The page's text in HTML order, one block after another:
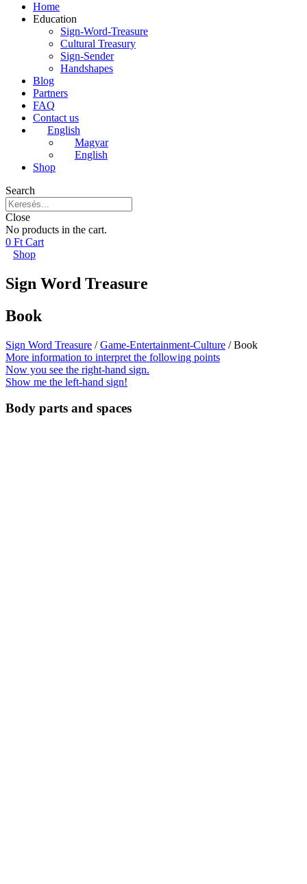
Home
Education
Sign-Word-Treasure
Cultural Treasury
Sign-Sender
Handshapes
Blog
Partners
FAQ
Contact us
English
Magyar
English
Shop
Search
Close
No products in the cart.
0 Ft Cart
Shop
Sign Word Treasure
Book
Sign Word Treasure /Game-Entertainment-Culture / Book
More information to interpret the following points
Now you see the right-hand sign.
Show me the left-hand sign!
Body parts and spaces